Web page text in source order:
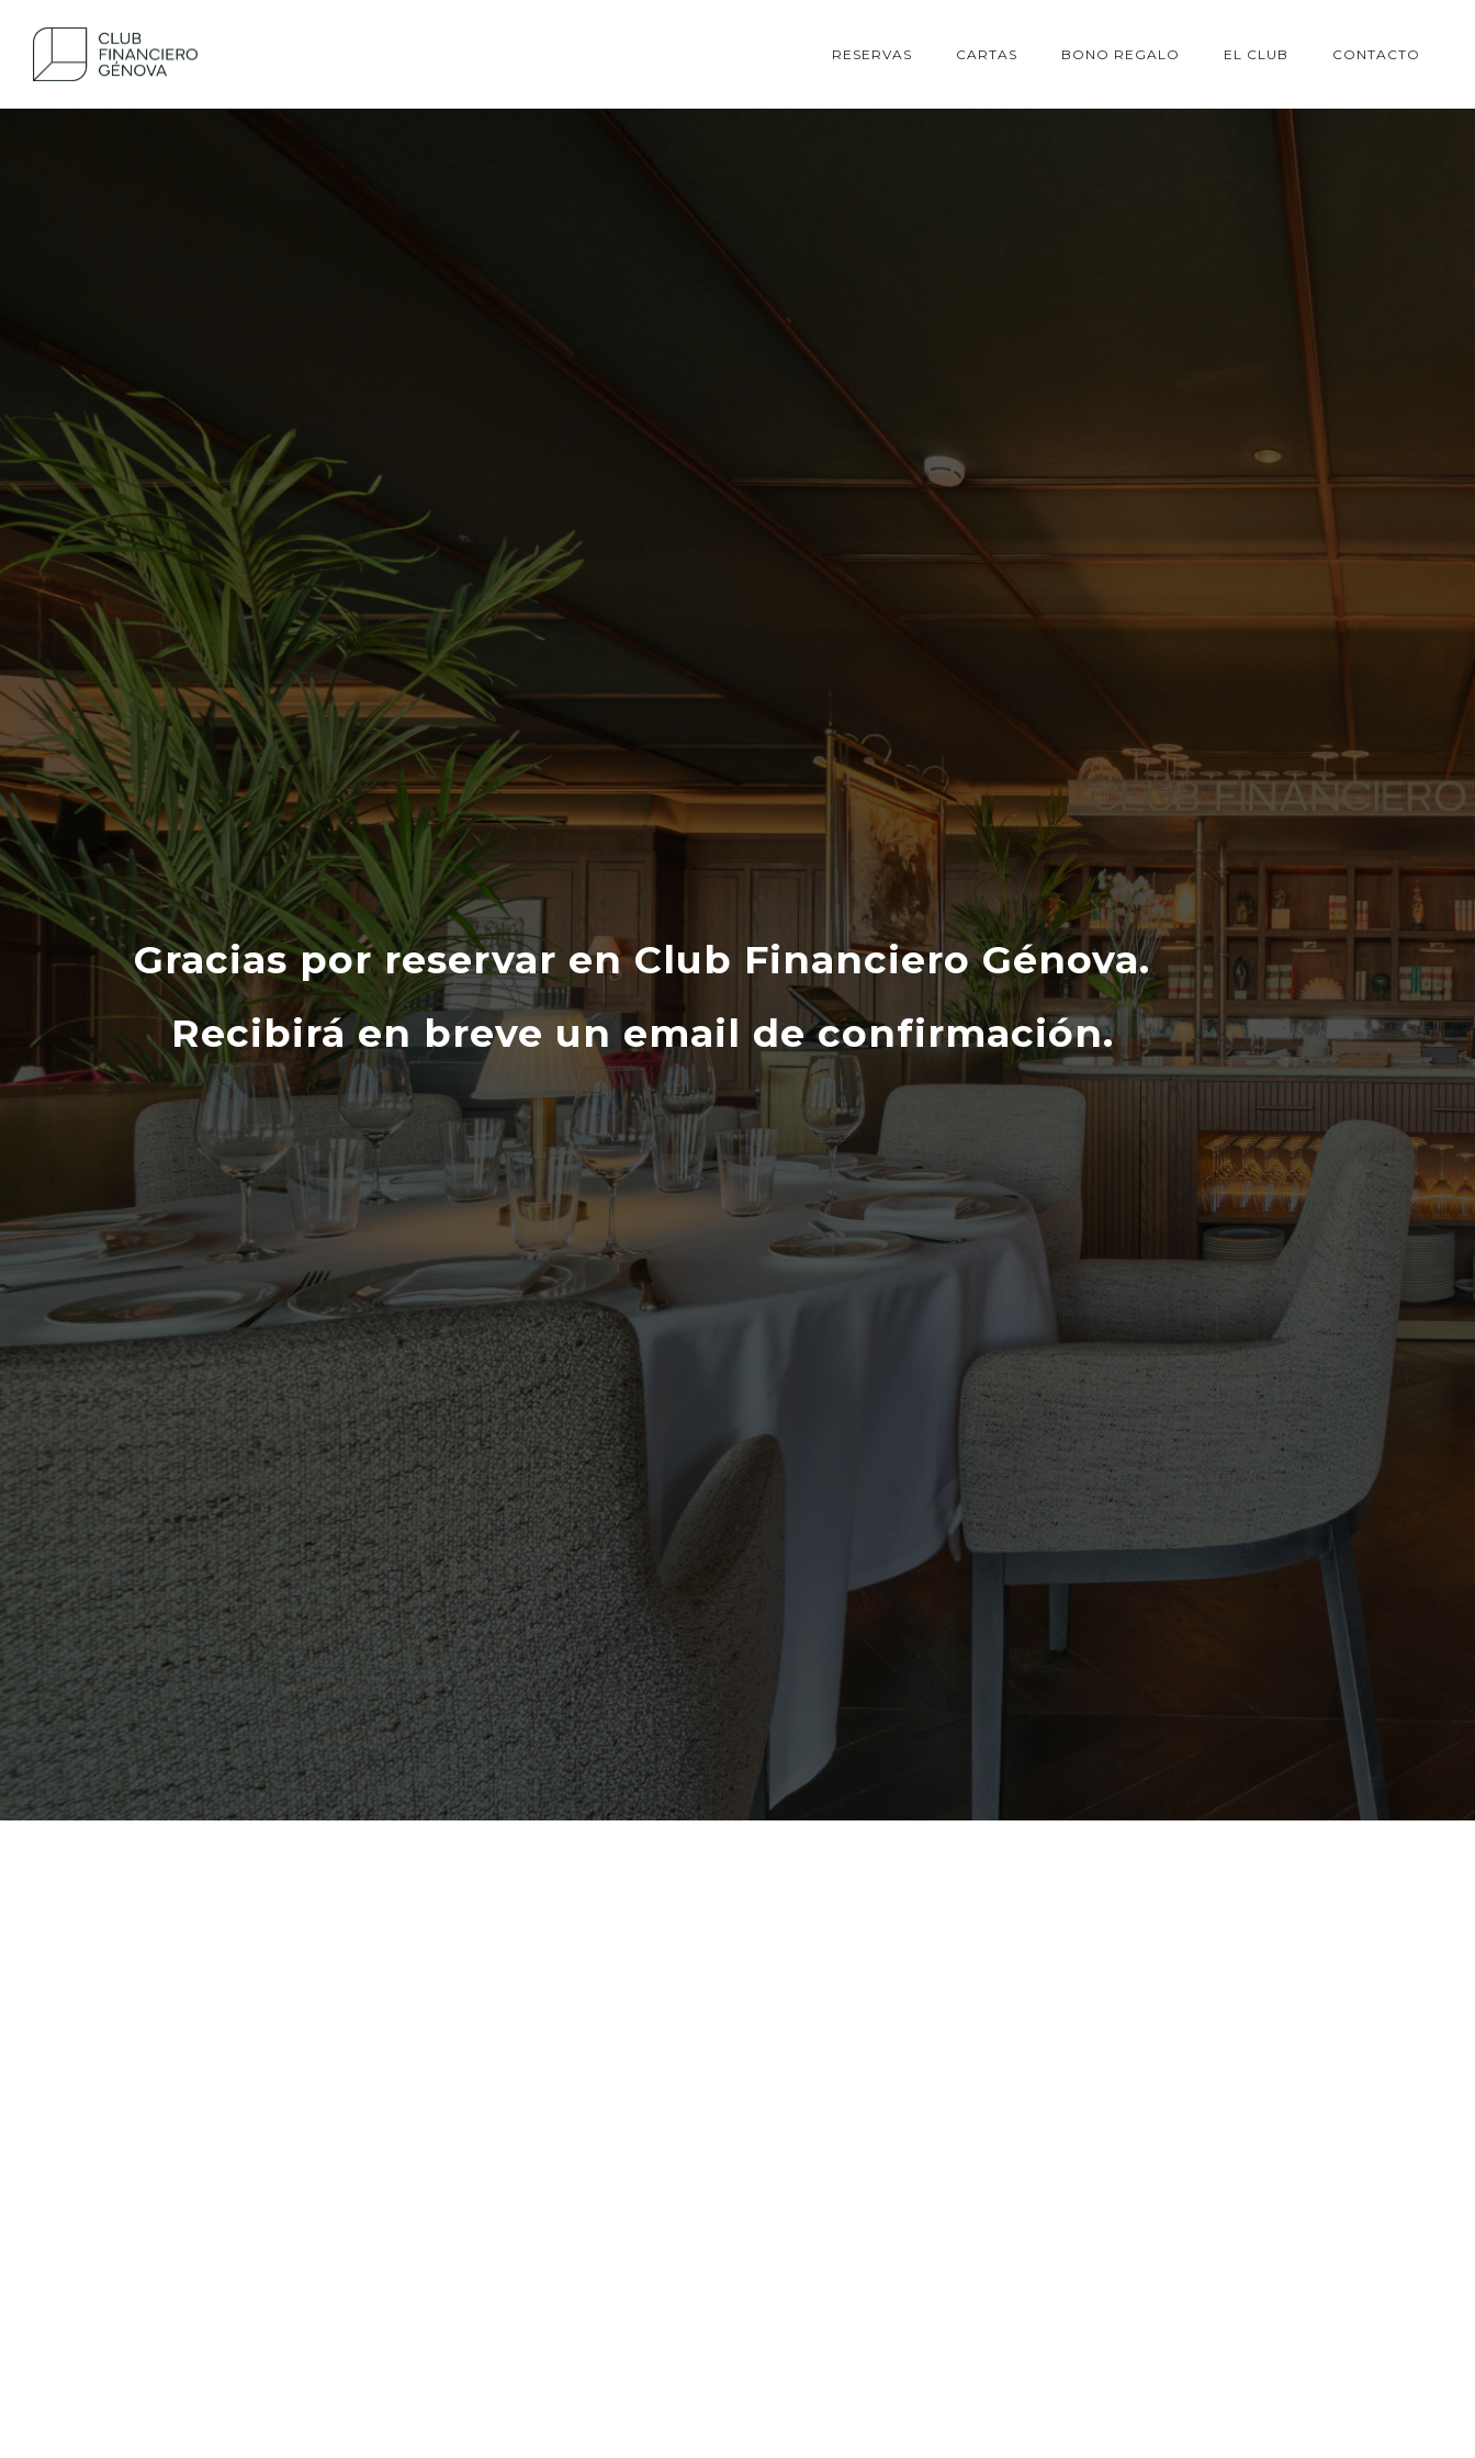
RESERVAS CARTAS BONO REGALO EL CLUB CONTACTO
Gracias por reservar en Club Financiero Génova.
Recibirá en breve un email de confirmación.
C/ Marqués de la Ensenada, 14 - Madrid
+34 91 737 71 10 - info@espaciocfg.com - eventos@espaciocfg.com
Más información sobre el Club
Aviso Legal
|Políítica de privacidad |Política de cookies
Todos los derechos reservados Restauración Club Financiero Génova